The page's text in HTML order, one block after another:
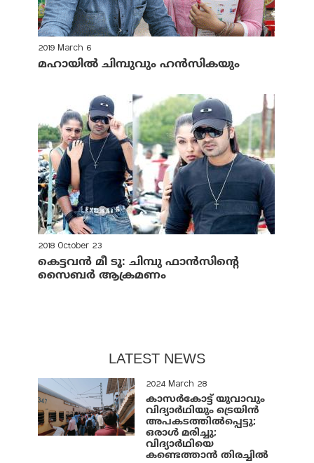
2019 March 6
മഹായില്‍ ചിമ്പുവും ഹന്‍സികയും
2018 October 23
കെട്ടവന്‍ മീ ടൂ: ചിമ്പു ഫാന്‍സിന്റെ
സൈബര്‍ ആക്രമണം
LATEST NEWS
2024 March 28
കാസർകോട്ട് യുവാവും
വിദ്യാർഥിയും ട്രെയിൻ
അപകടത്തിൽപ്പെട്ടു;
ഒരാൾ മരിച്ചു;
വിദ്യാർഥിയെ
കണ്ടെത്താൻ തിരച്ചിൽ